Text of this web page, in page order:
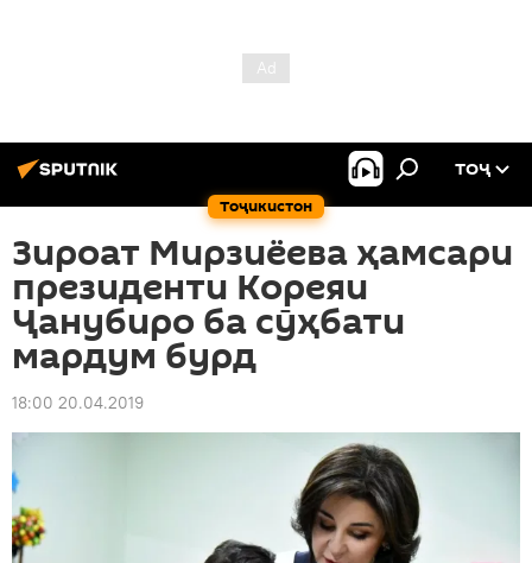
Тоҷикистон
ТОҶ
Зироат Мирзиёева ҳамсари
президенти Кореяи
Ҷанубиро ба сӯҳбати
мардум бурд
18:00 20.04.2019